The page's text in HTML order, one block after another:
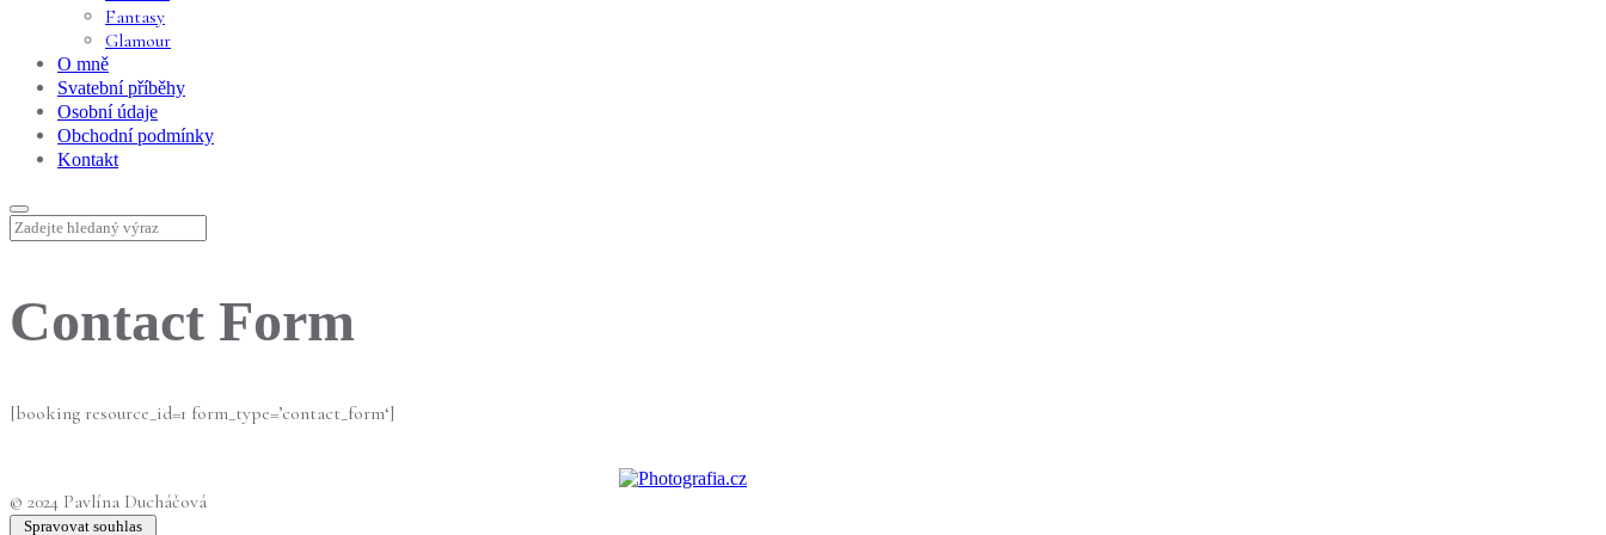
Fantasy
Glamour
O mně
Svatební příběhy
Osobní údaje
Obchodní podmínky
Kontakt
Contact Form
[booking resource_id=1 form_type=’contact_form‘]
© 2024 Pavlína Ducháčová
Spravovat souhlas